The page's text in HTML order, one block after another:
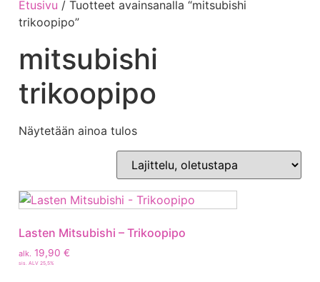
Etusivu / Tuotteet avainsanalla “mitsubishi
trikoopipo”
mitsubishi
trikoopipo
Näytetään ainoa tulos
Lasten Mitsubishi – Trikoopipo
alk. 19,90 €
sis. ALV 25,5%